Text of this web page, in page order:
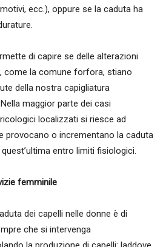
ecc.), oppure se la caduta ha
di capire se delle alterazioni
come la comune forfora, stiano
della nostra capigliatura
maggior parte dei casi
localizzati si riesce ad
provocano o incrementano la caduta
entro limiti fisiologici.
femminile
dei capelli nelle donne è di
che si intervenga